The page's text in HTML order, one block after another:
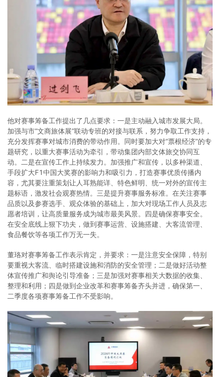
他对赛事筹备工作提出了几点要求：一是主动融入城市发展大局。
加强与市“文商旅体展”联动专班的对接与联系，努力争取工作支持，
充分发挥赛事对城市消费的带动作用。同时要加大对“票根经济”的专
题研究，以重大赛事活动为牵引，带动集团内部文体旅交协同互
动。二是在宣传工作上持续发力。加强推广和宣传，以多种渠道、
手段扩大F1中国大奖赛的影响力和吸引力，打造赛事优质传播内
容，尤其要注重策划让人耳熟能详、特色鲜明、统一对外的宣传主
题标语，激发社会观赛热情。三是提升赛事服务标准。在关注赛事
品质以及参赛选手、观众体验的基础上，加大对现场工作人员及志
愿者培训，让高质量服务成为城市最美风景。四是确保赛事安全。
在安全底线上狠下功夫，做到赛事运营、设施搭建、大客流管理、
食品餐饮等各项工作万无一失。
董珞对赛事筹备工作表示肯定，并要求：一是注意安全保障，特别
要重视大客流、临时搭建设施和消防的安全管理；二是做好活动整
体宣传推广和舆论引导准备；三是加强对赛事相关大数据的收集、
整理和利用；四是做到企业改革和赛事筹备齐头并进，确保第一、
二季度各项赛事筹备工作不受影响。